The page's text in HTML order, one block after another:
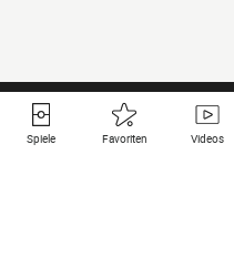
Spiele Favoriten Videos